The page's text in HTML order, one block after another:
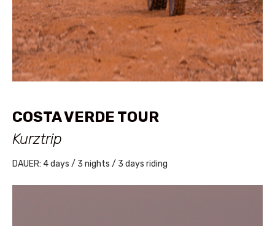
COSTA VERDE TOUR
Kurztrip
DAUER: 4 days / 3 nights / 3 days riding